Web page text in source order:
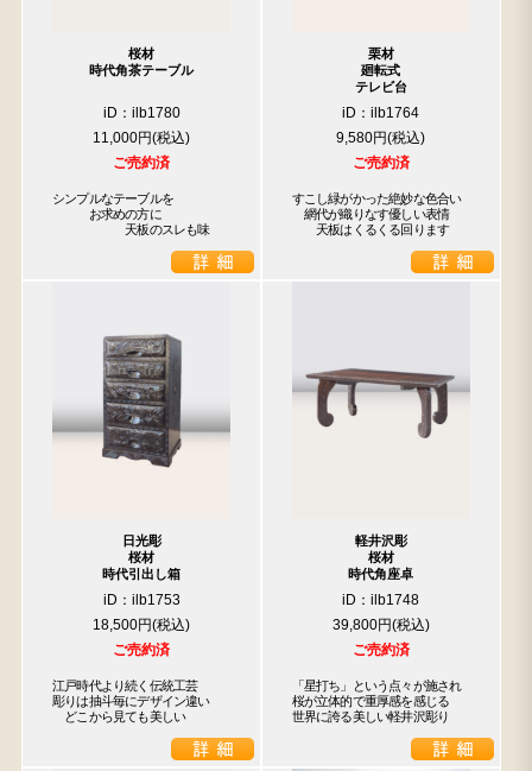
桜材
時代角茶テーブル
iD：ilb1780
11,000円
ご売約済
シンプルなテーブルを
お求めの方に
天板のスレも味
栗材
廻転式
テレビ台
iD：ilb1764
9,580円
ご売約済
すこし緑がかった絶妙な色合い
網代が織りなす優しい表情
天板はくるくる回ります
日光彫
桜材
時代引出し箱
iD：ilb1753
18,500円
ご売約済
江戸時代より続く伝統工芸
彫りは抽斗毎にデザイン違い
どこから見ても美しい
軽井沢彫
桜材
時代角座卓
iD：ilb1748
39,800円
ご売約済
「星打ち」という点々が施され
桜が立体的で重厚感を感じる
世界に誇る美しい軽井沢彫り